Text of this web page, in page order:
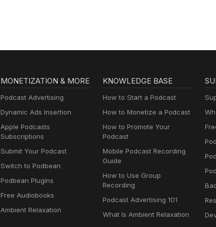
MONETIZATION & MORE
Podcast Advertising
Dynamic Ads Insertion
Apple Podcasts
Subscriptions
Submit Your Podcast
Switch to Podbean
Podbean Plugins
Free Audiobooks
Ambient Relaxation
KNOWLEDGE BASE
How to Start a Podcast
How to Monetize a Podcast
How to Promote Your
Podcast
Mobile Podcast Recording
Guide
How to Use Group
Recording
Podcast Advertising 101
What Is Ambient Relaxation